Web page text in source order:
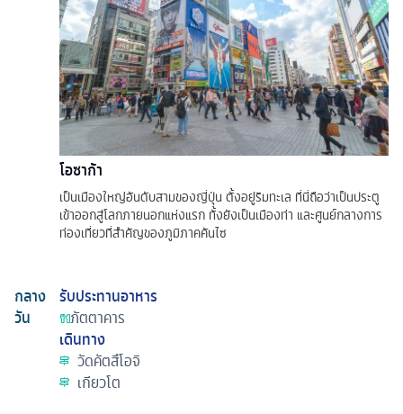
โอซาก้า
เป็นเมืองใหญ่อันดับสามของญี่ปุ่น ตั้งอยู่ริมทะเล ที่นี่ถือว่าเป็นประตู
เข้าออกสู่โลกภายนอกแห่งแรก ทั้งยังเป็นเมืองท่า และศูนย์กลางการ
ท่องเที่ยวที่สำคัญของภูมิภาคคันไซ
กลาง
วัน
รับประทานอาหาร
ภัตตาคาร
เดินทาง
วัดคัตสึโอจิ
เกียวโต